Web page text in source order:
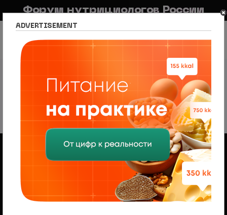
Форум нутрициологов России
FAQ Правила
ФГБНУ "ФНЦПС им. В.М. Горбатова"
7 тем • Страница1из1
Объявления
Менеджер по продажам (B2B/B2C) в НЦПС
— Удаленно, от 110 000 ₽
Ищем менеджера по продажам в лицензированный
учебный центр нутрициологии. Удаленная работа,
свободный график, оплата 20%
ADVERTISEMENT